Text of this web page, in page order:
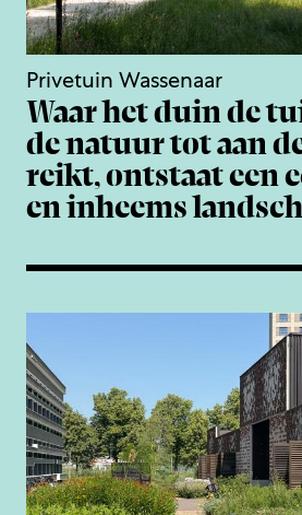
Privetuin Wassenaar
Waar het duin de
de natuur tot aan
reikt, ontstaat een
en inheems